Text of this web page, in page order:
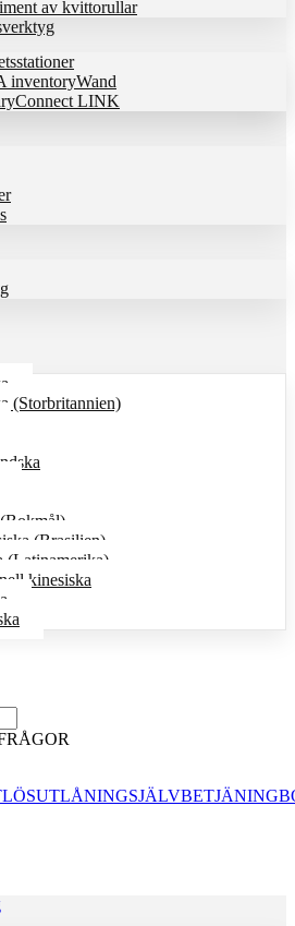
av kvittorullar
inventoryWand
LINK
UTLÅNINGSJÄLVBETJÄNING